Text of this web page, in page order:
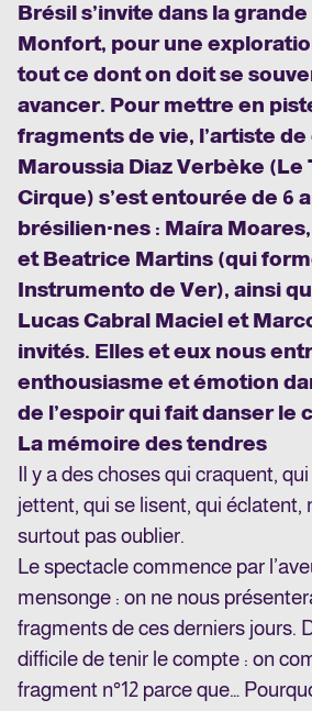
Brésil s’invite dans la
Monfort, pour une
tout ce dont on doit se
avancer. Pour mettre en
fragments de vie, l’artiste
Maroussia Diaz Verbèke (Le
Cirque) s’est entourée de 6
brésilien·nes : Maíra
et Beatrice Martins (qui
Instrumento de Ver), ainsi
Lucas Cabral Maciel et
invités. Elles et eux nous
enthousiasme et émotion
de l’espoir qui fait danser le
La mémoire des tendres
Il y a des choses qui craquent,
jettent, qui se lisent, qui éclatent,
surtout pas oublier.
Le spectacle commence par
mensonge : on ne nous
fragments de ces derniers jours.
difficile de tenir le compte : on
fragment n°12 parce que…